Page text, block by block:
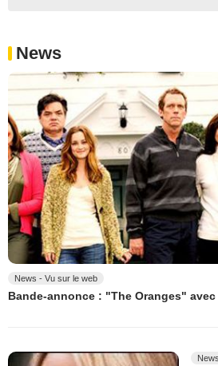
News
News - Vu sur le web
Bande-annonce : "The Oranges"